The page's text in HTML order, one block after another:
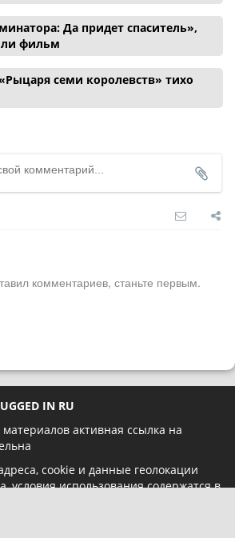
Да придет спаситель»,
фильм
семи королевств» тихо
комментариев, станьте первым.
IN RU
активная ссылка на
cookie и данные геолокации
условия использования содержатся в